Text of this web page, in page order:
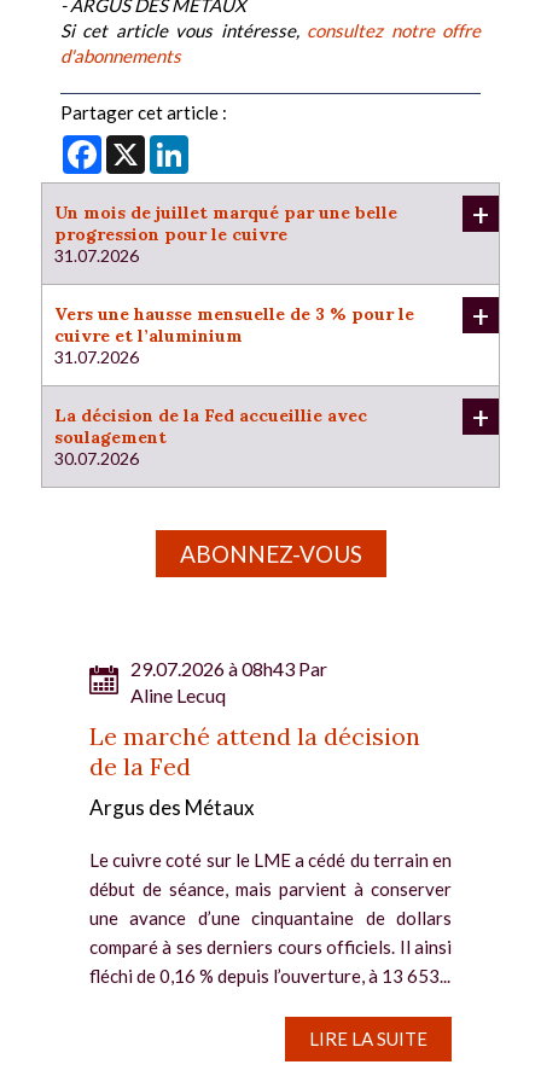
- ARGUS DES METAUX
Si cet article vous intéresse, consultez notre offre
d'abonnements
Partager cet article :
Facebook
X
Un mois de juillet marqué par une belle
progression pour le cuivre
31.07.2026
+
Vers une hausse mensuelle de 3 % pour le
cuivre et l’aluminium
31.07.2026
+
La décision de la Fed accueillie avec
soulagement
30.07.2026
+
ABONNEZ-VOUS
29.07.2026 à 08h43 Par
Aline Lecuq
Le marché attend la décision
de la Fed
Argus des Métaux
Le cuivre coté sur le LME a cédé du terrain en
début de séance, mais parvient à conserver
une avance d’une cinquantaine de dollars
comparé à ses derniers cours officiels. Il ainsi
fléchi de 0,16 % depuis l’ouverture, à 13 653...
LIRE LA SUITE